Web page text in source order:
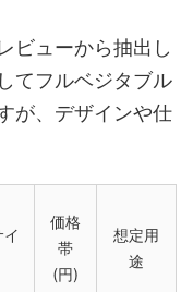
ビューから抽出し
てフルベジタブル
が、デザインや仕
価格
帯
(円)
想定用
途